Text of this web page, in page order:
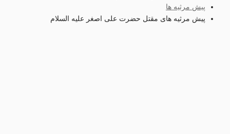
پیش مرثیه ها
پیش مرثیه های مقتل حضرت علی اصغر علیه السلام